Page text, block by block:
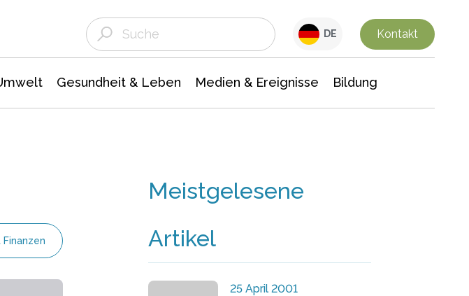
DE Kontakt
Gesundheit & Leben Medien & Ereignisse Bildung
Meistgelesene
Artikel
25 April 2001